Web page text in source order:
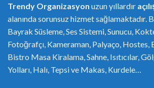
Trendy Organizasyon uzun yıllardır
alanında sorunsuz hizmet sağlamaktadır.
Bayrak Süsleme, Ses Sistemi, Sunucu,
Fotoğrafçı, Kameraman, Palyaço, Hostes,
Bistro Masa Kiralama, Sahne, Isıtıcılar,
Yolları, Halı, Tepsi ve Makas, Kurdele…